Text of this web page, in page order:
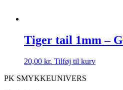
Tiger tail 1mm –
20,00 kr. Tilføj til kurv
PK SMYKKEUNIVERS